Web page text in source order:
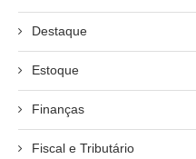
Destaque
Estoque
Finanças
Fiscal e Tributário